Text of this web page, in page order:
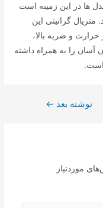
ها در این زمینه است
گرانیتی این
و ضربه بالا،
آسان را به همراه داشته
است.
نوشته بعد ←
موردنیاز